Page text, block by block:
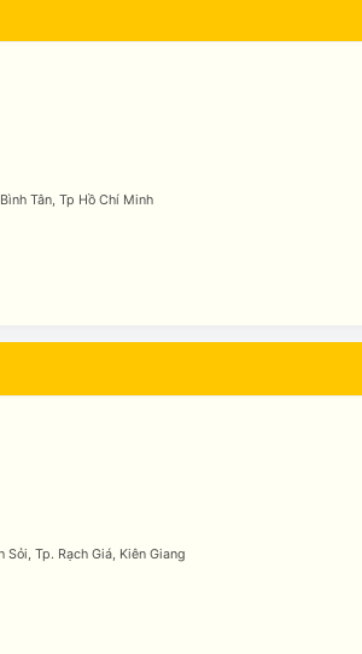
Tân, Tp Hồ Chí Minh
Tp. Rạch Giá, Kiên Giang